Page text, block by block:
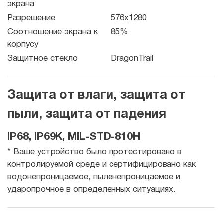
экрана
Разрешение
576x1280
Соотношение экрана к
корпусу
85%
Защитное стекло DragonTrail
Защита от влаги, защита от
пыли, защита от падения
IP68, IP69K, MIL-STD-810H
* Ваше устройство было протестировано в
контролируемой среде и сертифицировано как
водонепроницаемое, пыленепроницаемое и
ударопрочное в определенных ситуациях.